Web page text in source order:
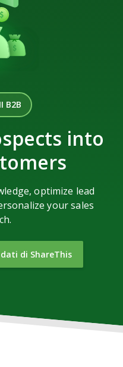
B2B
into
optimize lead
your sales
di ShareThis